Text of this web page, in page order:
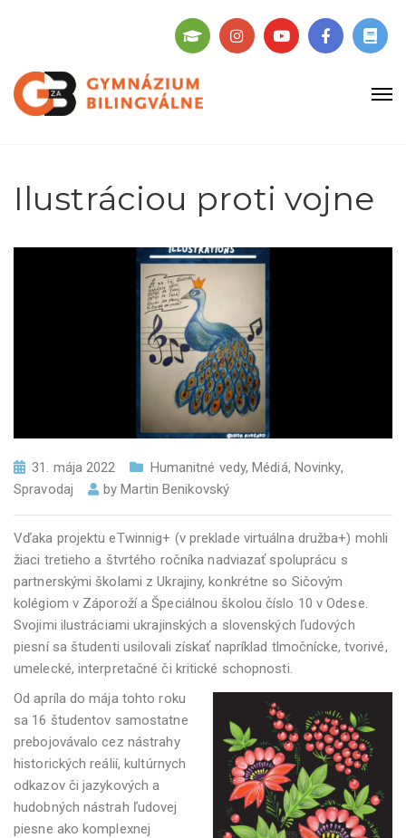
Ilustráciou proti vojne
31. mája 2022 Humanitné vedy,Médiá, Novinky,
Spravodaj
byMartin Benikovský
Vďaka projektu eTwinnig+ (v preklade virtuálna družba+) mohli
žiaci tretieho a štvrtého ročníka nadviazať spoluprácu s
partnerskými školami z Ukrajiny, konkrétne so Sičovým
kolégiom v Záporoží a Špeciálnou školou číslo 10 v Odese.
Svojimi ilustráciami ukrajinských a slovenských ľudových
piesní sa študenti usilovali získať napríklad tlmočnícke, tvorivé,
umelecké, interpretačné či kritické schopnosti.
Od apríla do mája tohto roku
sa 16 študentov samostatne
prebojovávalo cez nástrahy
historických reálií, kultúrnych
odkazov či jazykových a
hudobných nástrah ľudovej
piesne ako komplexnej